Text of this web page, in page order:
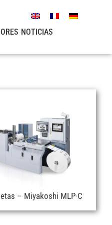
NOTICIAS
– Miyakoshi MLP-C